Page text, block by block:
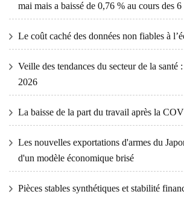
mai mais a baissé de 0,76 % au cours des
Le coût caché des données non fiables à
Veille des tendances du secteur de la santé
2026
La baisse de la part du travail après la
Les nouvelles exportations d'armes du
d'un modèle économique brisé
Pièces stables synthétiques et stabilité